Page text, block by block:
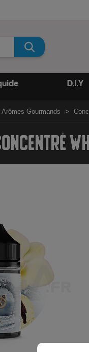
D.I.Y
Arômes Gourmands